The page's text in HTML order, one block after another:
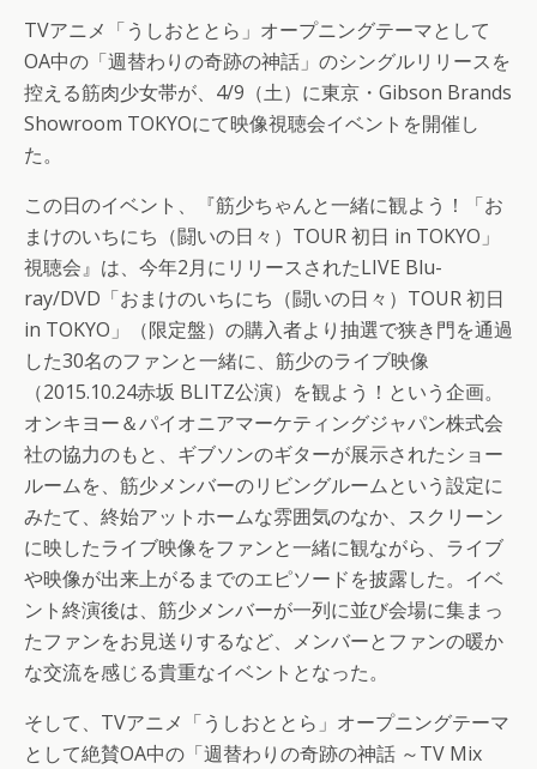
TVアニメ「うしおととら」オープニングテーマとして
OA中の「週替わりの奇跡の神話」のシングルリリースを
控える筋肉少女帯が、4/9（土）に東京・Gibson Brands
Showroom TOKYOにて映像視聴会イベントを開催し
た。
この日のイベント、『筋少ちゃんと一緒に観よう！「お
まけのいちにち（闘いの日々）TOUR 初日 in TOKYO」
視聴会』は、今年2月にリリースされたLIVE Blu-
ray/DVD「おまけのいちにち（闘いの日々）TOUR 初日
in TOKYO」（限定盤）の購入者より抽選で狭き門を通過
した30名のファンと一緒に、筋少のライブ映像
（2015.10.24赤坂 BLITZ公演）を観よう！という企画。
オンキヨー＆パイオニアマーケティングジャパン株式会
社の協力のもと、ギブソンのギターが展示されたショー
ルームを、筋少メンバーのリビングルームという設定に
みたて、終始アットホームな雰囲気のなか、スクリーン
に映したライブ映像をファンと一緒に観ながら、ライブ
や映像が出来上がるまでのエピソードを披露した。イベ
ント終演後は、筋少メンバーが一列に並び会場に集まっ
たファンをお見送りするなど、メンバーとファンの暖か
な交流を感じる貴重なイベントとなった。
そして、TVアニメ「うしおととら」オープニングテーマ
として絶賛OA中の「週替わりの奇跡の神話 ～TV Mix